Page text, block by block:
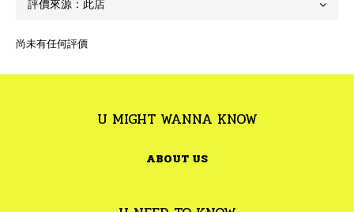
尚未有任何評價
U MIGHT WANNA KNOW
ABOUT US